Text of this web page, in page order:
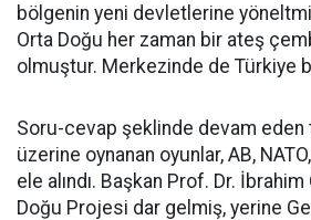
bölgenin yeni devletlerine
Orta Doğu her zaman bir ateş
olmuştur. Merkezinde de Türkiye
Soru-cevap şeklinde devam eden
üzerine oynanan oyunlar, AB,
ele alındı. Başkan Prof. Dr.
Doğu Projesi dar gelmiş, yerine